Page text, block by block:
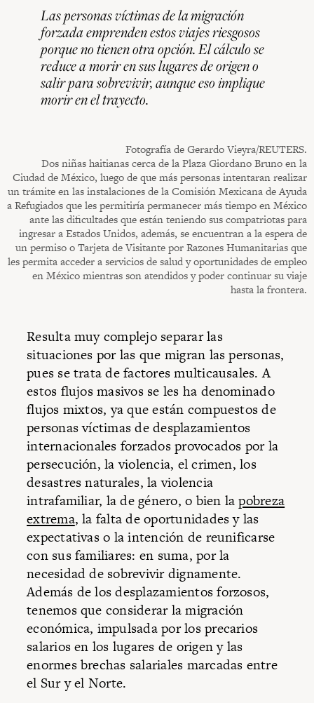
Las personas víctimas de la migración
forzada emprenden estos viajes riesgosos
porque no tienen otra opción. El cálculo se
reduce a morir en sus lugares de origen o
salir para sobrevivir, aunque eso implique
morir en el trayecto.
Fotografía de Gerardo Vieyra/REUTERS.
Dos niñas haitianas cerca de la Plaza Giordano Bruno en la
Ciudad de México, luego de que más personas intentaran realizar
un trámite en las instalaciones de la Comisión Mexicana de Ayuda
a Refugiados que les permitiría permanecer más tiempo en México
ante las dificultades que están teniendo sus compatriotas para
ingresar a Estados Unidos, además, se encuentran a la espera de
un permiso o Tarjeta de Visitante por Razones Humanitarias que
les permita acceder a servicios de salud y oportunidades de empleo
en México mientras son atendidos y poder continuar su viaje
hasta la frontera.
Resulta muy complejo separar las
situaciones por las que migran las personas,
pues se trata de factores multicausales. A
estos flujos masivos se les ha denominado
flujos mixtos, ya que están compuestos de
personas víctimas de desplazamientos
internacionales forzados provocados por la
persecución, la violencia, el crimen, los
desastres naturales, la violencia
intrafamiliar, la de género, o bien lapobreza
extrema, la falta de oportunidades y las
expectativas o la intención de reunificarse
con sus familiares: en suma, por la
necesidad de sobrevivir dignamente.
Además de los desplazamientos forzosos,
tenemos que considerar la migración
económica, impulsada por los precarios
salarios en los lugares de origen y las
enormes brechas salariales marcadas entre
el Sur y el Norte.